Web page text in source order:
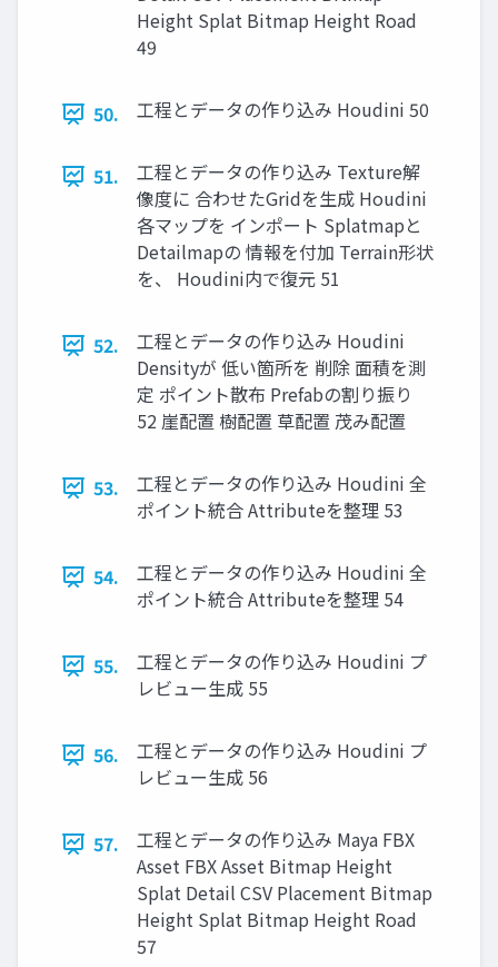
Height Splat Bitmap Height Road
49
50. 工程とデータの作り込み Houdini 50
51.
工程とデータの作り込み Texture解
像度に 合わせたGridを生成 Houdini
各マップを インポート Splatmapと
Detailmapの 情報を付加 Terrain形状
を、 Houdini内で復元 51
52.
工程とデータの作り込み Houdini
Densityが 低い箇所を 削除 面積を測
定 ポイント散布 Prefabの割り振り
52 崖配置 樹配置 草配置 茂み配置
53.
工程とデータの作り込み Houdini 全
ポイント統合 Attributeを整理 53
54.
工程とデータの作り込み Houdini 全
ポイント統合 Attributeを整理 54
55.
工程とデータの作り込み Houdini プ
レビュー生成 55
56.
工程とデータの作り込み Houdini プ
レビュー生成 56
57.
工程とデータの作り込み Maya FBX
Asset FBX Asset Bitmap Height
Splat Detail CSV Placement Bitmap
Height Splat Bitmap Height Road
57